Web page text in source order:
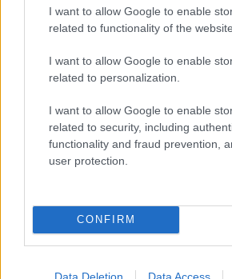
I want to allow Google to enable
related to functionality of the
I want to allow Google to enable
related to personalization.
I want to allow Google to enable
related to security, including
functionality and fraud prevention,
user protection.
CONFIRM
Data Deletion Data Access
Belváros-Lipótváros
játszótér
Város-Teampannon Kereskedelmi és Szolgáltató Kft.
Újragondolják Lipótváros rejtett,
Indulhat a Honvéd tér megújításának
klímatudatos gondolkodás és a helyi
középpontba.
Történelmi táj,
mesél – megújul a